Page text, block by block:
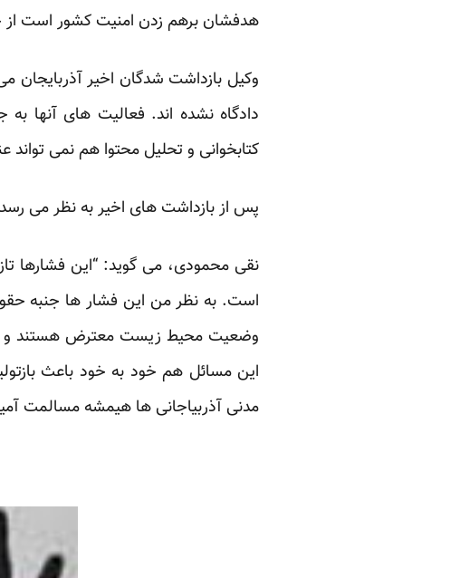
هدفشان برهم زدن امنیت کشور است از
وکیل بازداشت شدگان اخیر آذربایجان
دادگاه نشده اند. فعالیت های آنها
کتابخوانی و تحلیل محتوا هم نمی تواند
پس از بازداشت های اخیر به نظر می
است. به نظر من این فشار ها جنبه
وضعیت محیط زیست معترض هستند و
این مسائل هم خود به خود باعث
مدنی آذربیاجانی ها هیمشه مسالمت